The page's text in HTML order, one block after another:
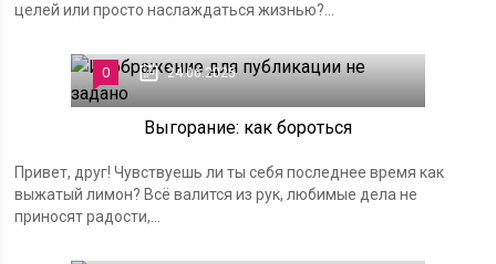
целей или просто наслаждаться жизнью?...
0 24.06.2025
Выгорание: как бороться
Привет, друг! Чувствуешь ли ты себя последнее время как
выжатый лимон? Всё валится из рук, любимые дела не
приносят радости,...